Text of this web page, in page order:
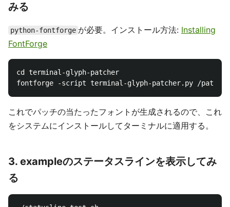
みる
python-fontforge が必要。インストール方法: Installing
FontForge
cd terminal-glyph-patcher
これでパッチの当たったフォントが生成されるので、これ
をシステムにインストールしてターミナルに適用する。
3. exampleのステータスラインを表示してみ
る